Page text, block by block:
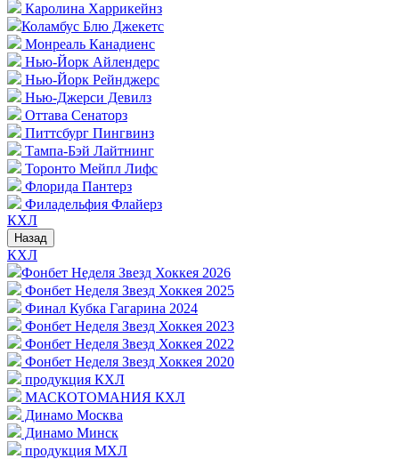
Каролина Харрикейнз
Коламбус Блю Джекетс
Монреаль Канадиенс
Нью-Йорк Айлендерс
Нью-Йорк Рейнджерс
Нью-Джерси Девилз
Оттава Сенаторз
Питтсбург Пингвинз
Тампа-Бэй Лайтнинг
Торонто Мейпл Лифс
Флорида Пантерз
Филадельфия Флайерз
КХЛ
Назад
КХЛ
Фонбет Неделя Звезд Хоккея 2026
Фонбет Неделя Звезд Хоккея 2025
Финал Кубка Гагарина 2024
Фонбет Неделя Звезд Хоккея 2023
Фонбет Неделя Звезд Хоккея 2022
Фонбет Неделя Звезд Хоккея 2020
продукция КХЛ
МАСКОТОМАНИЯ КХЛ
Динамо Москва
Динамо Минск
продукция МХЛ